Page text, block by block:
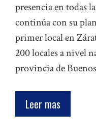
presencia en todas
continúa con su
primer local en
200 locales a nivel
provincia de
Leer mas